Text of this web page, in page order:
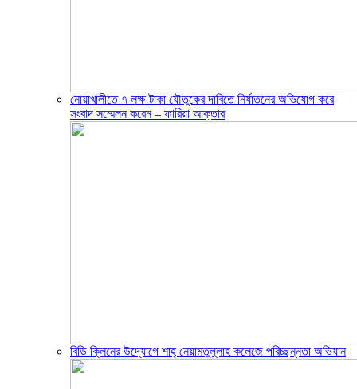
নোয়াখালীতে ৭ লক্ষ টাকা যৌতুকের দাবিতে নির্যাতনের অভিযোগ করে
সংবাদ সম্মেলন করেন – ফারিয়া আক্তার
বিডি ক্লিনের উদ্যোগে শাহ্ নেয়ামতুল্লাহ কলেজে পরিচ্ছন্নতা অভিযান